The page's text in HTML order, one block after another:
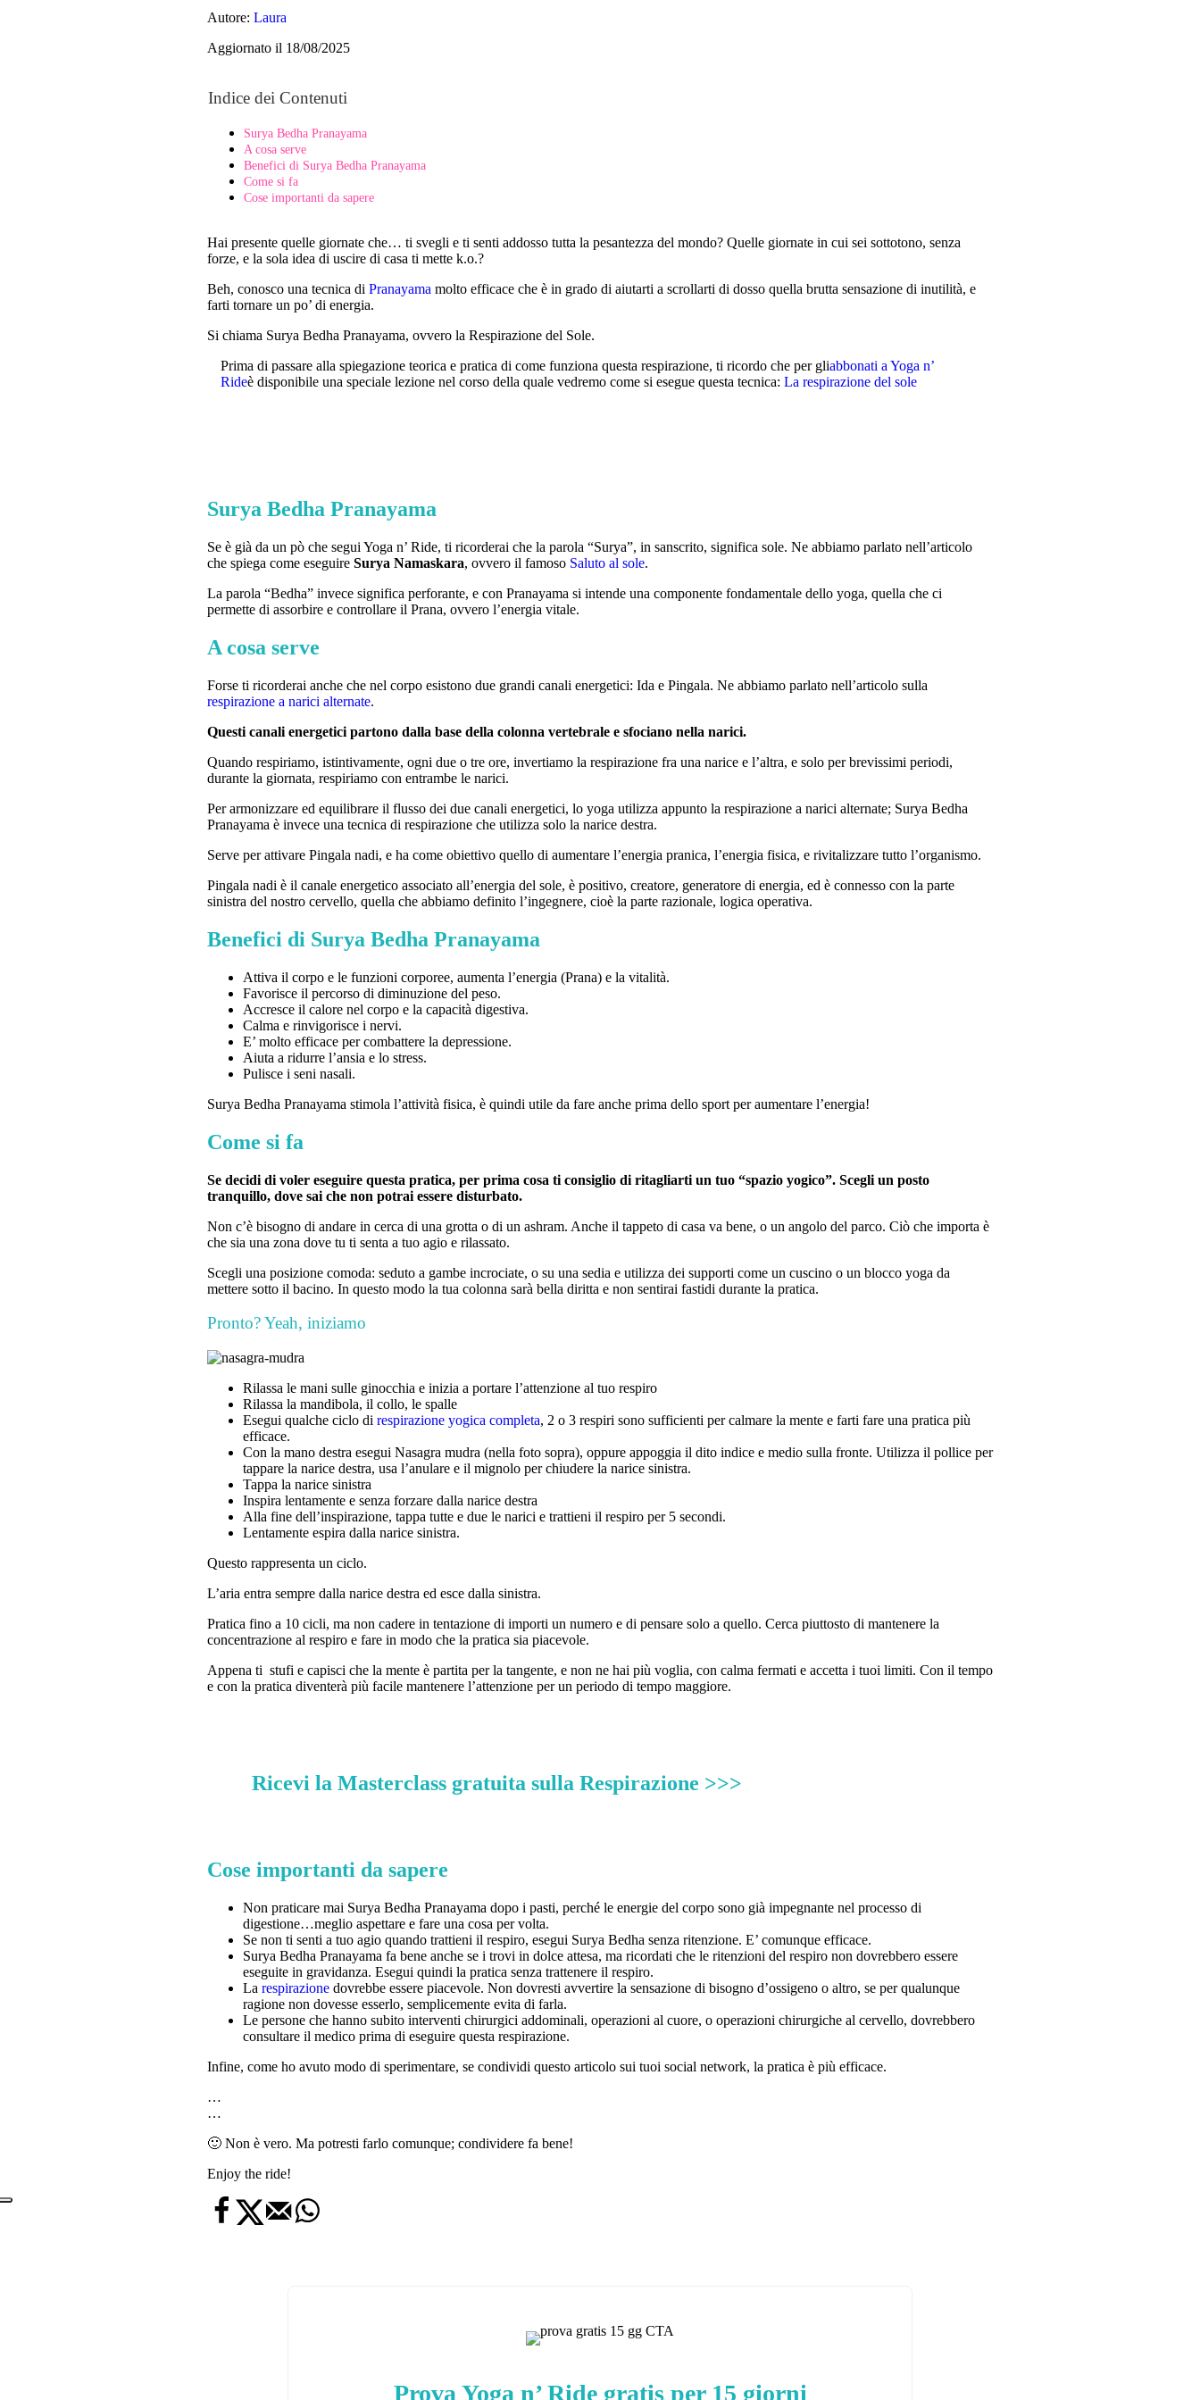
Autore: Laura
Aggiornato il 18/08/2025
Indice dei Contenuti
Surya Bedha Pranayama
A cosa serve
Benefici di Surya Bedha Pranayama
Come si fa
Cose importanti da sapere
Hai presente quelle giornate che… ti svegli e ti senti addosso tutta la pesantezza del mondo? Quelle giornate in cui sei sottotono, senza
forze, e la sola idea di uscire di casa ti mette k.o.?
Beh, conosco una tecnica di Pranayama molto efficace che è in grado di aiutarti a scrollarti di dosso quella brutta sensazione di inutilità, e
farti tornare un po’ di energia.
Si chiama Surya Bedha Pranayama, ovvero la Respirazione del Sole.
Prima di passare alla spiegazione teorica e pratica di come funziona questa respirazione, ti ricordo che per gliabbonati a Yoga n’
Rideè disponibile una speciale lezione nel corso della quale vedremo come si esegue questa tecnica: La respirazione del sole
Surya Bedha Pranayama
Se è già da un pò che segui Yoga n’ Ride, ti ricorderai che la parola “Surya”, in sanscrito, significa sole. Ne abbiamo parlato nell’articolo
che spiega come eseguire Surya Namaskara, ovvero il famoso Saluto al sole.
La parola “Bedha” invece significa perforante, e con Pranayama si intende una componente fondamentale dello yoga, quella che ci
permette di assorbire e controllare il Prana, ovvero l’energia vitale.
A cosa serve
Forse ti ricorderai anche che nel corpo esistono due grandi canali energetici: Ida e Pingala. Ne abbiamo parlato nell’articolo sulla
respirazione a narici alternate.
Questi canali energetici partono dalla base della colonna vertebrale e sfociano nella narici.
Quando respiriamo, istintivamente, ogni due o tre ore, invertiamo la respirazione fra una narice e l’altra, e solo per brevissimi periodi,
durante la giornata, respiriamo con entrambe le narici.
Per armonizzare ed equilibrare il flusso dei due canali energetici, lo yoga utilizza appunto la respirazione a narici alternate; Surya Bedha
Pranayama è invece una tecnica di respirazione che utilizza solo la narice destra.
Serve per attivare Pingala nadi, e ha come obiettivo quello di aumentare l’energia pranica, l’energia fisica, e rivitalizzare tutto l’organismo.
Pingala nadi è il canale energetico associato all’energia del sole, è positivo, creatore, generatore di energia, ed è connesso con la parte
sinistra del nostro cervello, quella che abbiamo definito l’ingegnere, cioè la parte razionale, logica operativa.
Benefici di Surya Bedha Pranayama
Attiva il corpo e le funzioni corporee, aumenta l’energia (Prana) e la vitalità.
Favorisce il percorso di diminuzione del peso.
Accresce il calore nel corpo e la capacità digestiva.
Calma e rinvigorisce i nervi.
E’ molto efficace per combattere la depressione.
Aiuta a ridurre l’ansia e lo stress.
Pulisce i seni nasali.
Surya Bedha Pranayama stimola l’attività fisica, è quindi utile da fare anche prima dello sport per aumentare l’energia!
Come si fa
Se decidi di voler eseguire questa pratica, per prima cosa ti consiglio di ritagliarti un tuo “spazio yogico”. Scegli un posto
tranquillo, dove sai che non potrai essere disturbato.
Non c’è bisogno di andare in cerca di una grotta o di un ashram. Anche il tappeto di casa va bene, o un angolo del parco. Ciò che importa è
che sia una zona dove tu ti senta a tuo agio e rilassato.
Scegli una posizione comoda: seduto a gambe incrociate, o su una sedia e utilizza dei supporti come un cuscino o un blocco yoga da
mettere sotto il bacino. In questo modo la tua colonna sarà bella diritta e non sentirai fastidi durante la pratica.
Pronto? Yeah, iniziamo
Rilassa le mani sulle ginocchia e inizia a portare l’attenzione al tuo respiro
Rilassa la mandibola, il collo, le spalle
Esegui qualche ciclo di respirazione yogica completa, 2 o 3 respiri sono sufficienti per calmare la mente e farti fare una pratica più
efficace.
Con la mano destra esegui Nasagra mudra (nella foto sopra), oppure appoggia il dito indice e medio sulla fronte. Utilizza il pollice per
tappare la narice destra, usa l’anulare e il mignolo per chiudere la narice sinistra.
Tappa la narice sinistra
Inspira lentamente e senza forzare dalla narice destra
Alla fine dell’inspirazione, tappa tutte e due le narici e trattieni il respiro per 5 secondi.
Lentamente espira dalla narice sinistra.
Questo rappresenta un ciclo.
L’aria entra sempre dalla narice destra ed esce dalla sinistra.
Pratica fino a 10 cicli, ma non cadere in tentazione di importi un numero e di pensare solo a quello. Cerca piuttosto di mantenere la
concentrazione al respiro e fare in modo che la pratica sia piacevole.
Appena ti stufi e capisci che la mente è partita per la tangente, e non ne hai più voglia, con calma fermati e accetta i tuoi limiti. Con il tempo
e con la pratica diventerà più facile mantenere l’attenzione per un periodo di tempo maggiore.
Ricevi la Masterclass gratuita sulla Respirazione >>>
Cose importanti da sapere
Non praticare mai Surya Bedha Pranayama dopo i pasti, perché le energie del corpo sono già impegnante nel processo di
digestione…meglio aspettare e fare una cosa per volta.
Se non ti senti a tuo agio quando trattieni il respiro, esegui Surya Bedha senza ritenzione. E’ comunque efficace.
Surya Bedha Pranayama fa bene anche se i trovi in dolce attesa, ma ricordati che le ritenzioni del respiro non dovrebbero essere
eseguite in gravidanza. Esegui quindi la pratica senza trattenere il respiro.
La respirazione dovrebbe essere piacevole. Non dovresti avvertire la sensazione di bisogno d’ossigeno o altro, se per qualunque
ragione non dovesse esserlo, semplicemente evita di farla.
Le persone che hanno subito interventi chirurgici addominali, operazioni al cuore, o operazioni chirurgiche al cervello, dovrebbero
consultare il medico prima di eseguire questa respirazione.
Infine, come ho avuto modo di sperimentare, se condividi questo articolo sui tuoi social network, la pratica è più efficace.
…
…
🙂 Non è vero. Ma potresti farlo comunque; condividere fa bene!
Enjoy the ride!
Prova Yoga n’ Ride gratis per 15 giorni